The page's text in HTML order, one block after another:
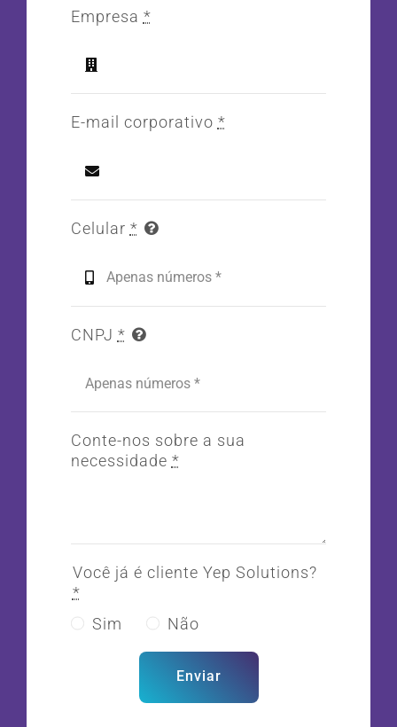
Empresa *
E-mail corporativo *
Celular *
CNPJ *
Conte-nos sobre a sua
necessidade *
Você já é cliente Yep Solutions?
*
Sim
Não
Enviar